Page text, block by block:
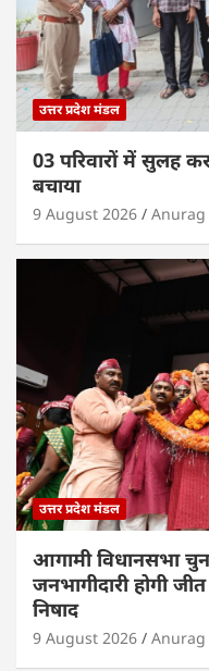
उत्तर प्रदेश मंडल
03 परिवारों में सुलह
बचाया
9 August 2026 Anurag
उत्तर प्रदेश मंडल
आगामी विधानसभा
जनभागीदारी होगी
निषाद
9 August 2026 Anurag